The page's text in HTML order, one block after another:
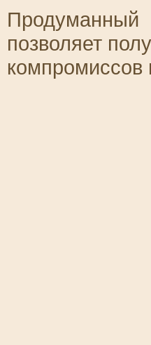
Продуманный
позволяет
компромиссов